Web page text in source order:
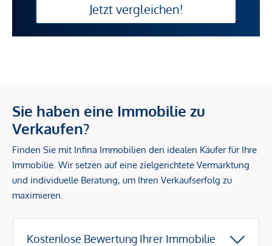
Jetzt vergleichen!
Sie haben eine Immobilie zu
Verkaufen?
Finden Sie mit Infina Immobilien den idealen Käufer für Ihre
Immobilie. Wir setzen auf eine zielgerichtete Vermarktung
und individuelle Beratung, um Ihren Verkaufserfolg zu
maximieren.
Kostenlose Bewertung Ihrer Immobilie